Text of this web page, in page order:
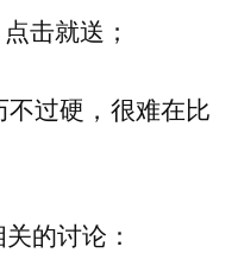
击就送；
过硬，很难在比
的讨论：